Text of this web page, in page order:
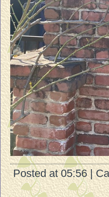
Posted at 05:56 |